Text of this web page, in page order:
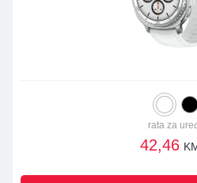
rata za
42,46